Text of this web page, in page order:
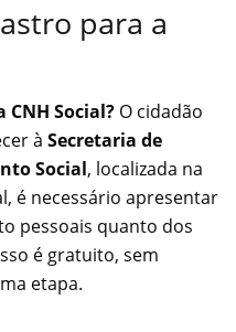
para a
CNH Social? O cidadão
à Secretaria de
Social, localizada na
é necessário apresentar
pessoais quanto dos
é gratuito, sem
etapa.